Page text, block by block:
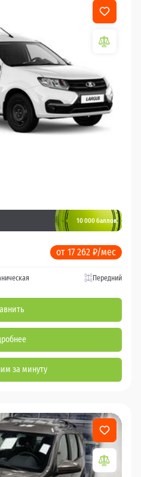
10 000 баллов
от 17 262 ₽/мес
Передний
за минуту